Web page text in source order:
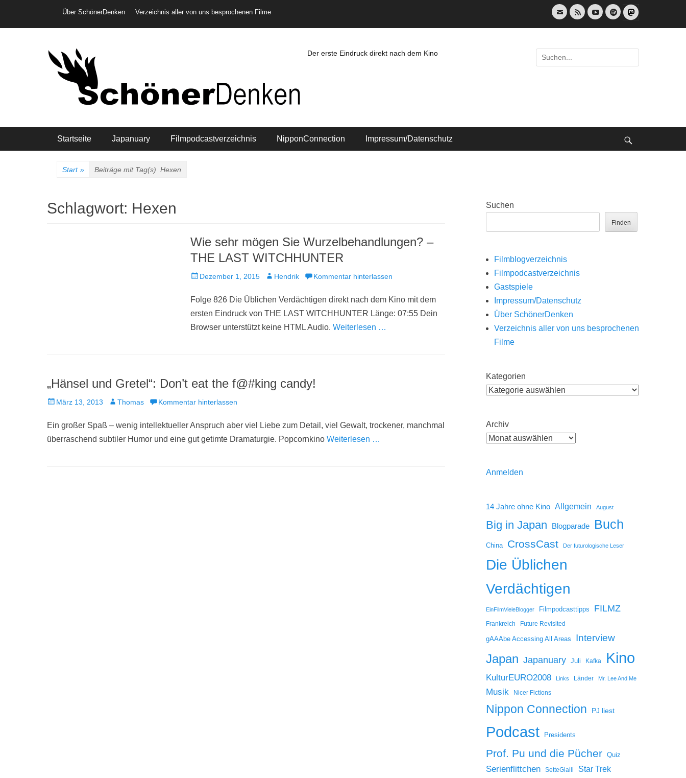
Header-Menü
Über SchönerDenken Verzeichnis aller von uns besprochenen Filme
E-
Mail
Feed YouTubeSpotify
Der erste Eindruck direkt nach dem Kino
Suche
nach:
Hauptmenü
Startseite Japanuary Filmpodcastverzeichnis NipponConnection Impressum/Datenschutz
Start » Beiträge mit Tag(s) Hexen
Schlagwort: Hexen
Wie sehr mögen Sie Wurzelbehandlungen? –
THE LAST WITCHHUNTER
Veröffentlicht
Dezember 1, 2015 AutorHendrik Kommentar hinterlassen
Folge 826 Die Üblichen Verdächtigen direkt nach dem Kino mit dem
ersten Eindruck von THE LAST WITCHHUNTER Länge: 07:55 Dein
Browser unterstützt keine HTML Audio. Weiterlesen …
„Hänsel und Gretel“: Don’t eat the f@#king candy!
Veröffentlicht
März 13, 2013 AutorThomas Kommentar hinterlassen
Ein großer Spaß – wenig intellektueller Anspruch aber viel Liebe zum Detail, viel Gewalt, trockener, manchmal
überraschend subtiler Humor und eine gut getimte Dramaturgie. Popcornkino Weiterlesen …
Suchen
Finden
Filmblogverzeichnis
Filmpodcastverzeichnis
Gastspiele
Impressum/Datenschutz
Über SchönerDenken
Verzeichnis aller von uns besprochenen
Filme
Kategorien
Archiv
Anmelden
14 Jahre ohne Kino Allgemein August
Big in Japan Blogparade Buch
China CrossCast Der futurologische Leser
Die Üblichen
Verdächtigen
EinFilmVieleBlogger Filmpodcasttipps FILMZ
Frankreich Future Revisited
gAAAbe Accessing All Areas Interview
Japan Japanuary Juli Kafka Kino
KulturEURO2008 Links Länder Mr. Lee And Me
Musik Nicer Fictions
Nippon Connection PJ liest
Podcast Presidents
Prof. Pu und die Pücher Quiz
Serienflittchen SetteGialli Star Trek